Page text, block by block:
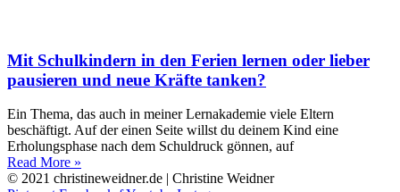
Mit Schulkindern in den Ferien lernen oder lieber
pausieren und neue Kräfte tanken?
Ein Thema, das auch in meiner Lernakademie viele Eltern
beschäftigt. Auf der einen Seite willst du deinem Kind eine
Erholungsphase nach dem Schuldruck gönnen, auf
Read More »
© 2021 christineweidner.de | Christine Weidner